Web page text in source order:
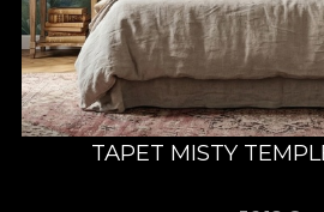
TAPET MISTY